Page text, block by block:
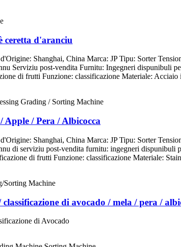
ceretta d'aranciu
Shanghai, China Marca: JP Tipu: Sorter
Serviziu post-vendita Furnitu: Ingegneri dispunibuli
di frutti Funzione: classificazione Materiale: Acciaio
Apple / Pera / Albicocca
Shanghai, China Marca: JP Tipu: Sorter
di serviziu post-vendita furnitu: ingegneri
di frutti Funzione: classificazione Materiale:
di avocado / mela / pera /
di Avocado